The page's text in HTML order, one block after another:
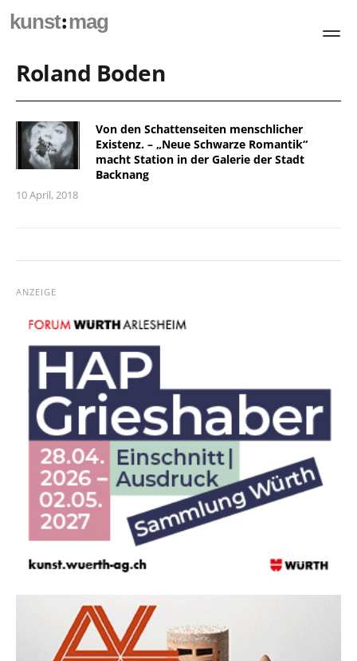
kunst:mag
Roland Boden
Von den Schattenseiten menschlicher
Existenz. – „Neue Schwarze Romantik“
macht Station in der Galerie der Stadt
Backnang
10 April, 2018
ANZEIGE